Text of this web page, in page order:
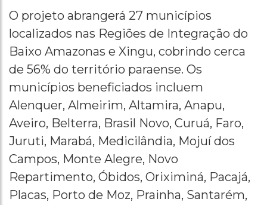
O projeto abrangerá 27 municípios
localizados nas Regiões de Integração do
Baixo Amazonas e Xingu, cobrindo cerca
de 56% do território paraense. Os
municípios beneficiados incluem
Alenquer, Almeirim, Altamira, Anapu,
Aveiro, Belterra, Brasil Novo, Curuá, Faro,
Juruti, Marabá, Medicilândia, Mojuí dos
Campos, Monte Alegre, Novo
Repartimento, Óbidos, Oriximiná, Pacajá,
Placas, Porto de Moz, Prainha, Santarém,